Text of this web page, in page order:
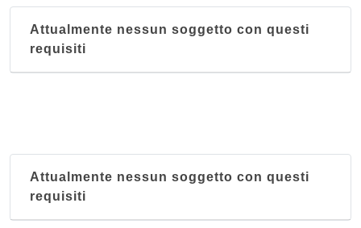
Attualmente nessun soggetto con questi
requisiti
Attualmente nessun soggetto con questi
requisiti